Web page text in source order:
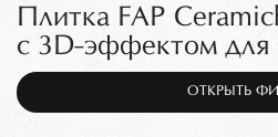
Плитка FAP
с 3D-эффектом для
ОТКРЫТЬ